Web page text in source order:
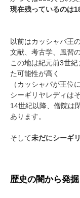
現在残っているのは
以前はカッシャパ王
文献、考古学、風習
この地は紀元前3世
た可能性が高く
（カッシャパが王位
シーギリヤレディは
14世紀以降、僧院は
あります。
そして未だにシーギ
歴史の闇から発